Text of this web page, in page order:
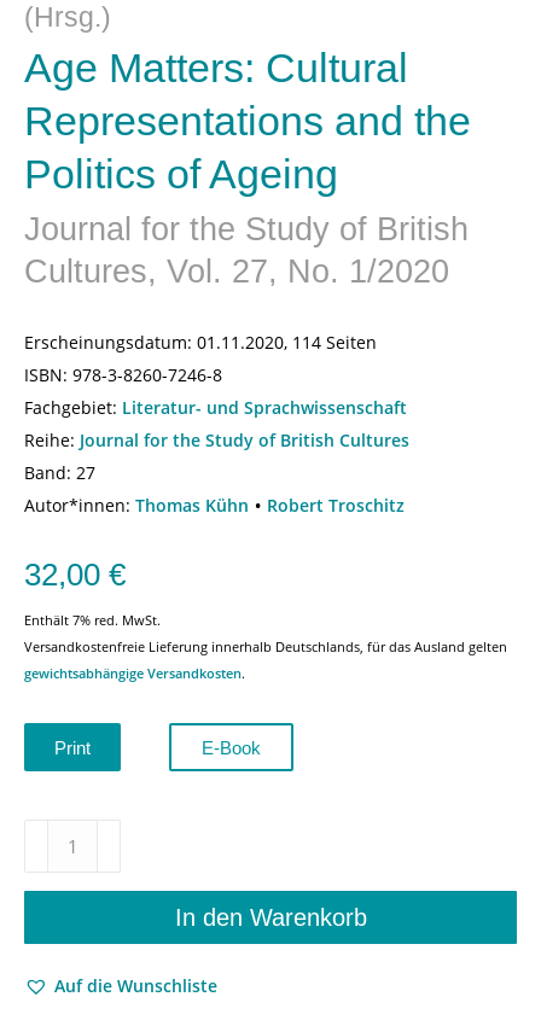
(Hrsg.)
Age Matters: Cultural
Representations and the
Politics of Ageing
Journal for the Study of British
Cultures, Vol. 27, No. 1/2020
Erscheinungsdatum: 01.11.2020, 114 Seiten
ISBN: 978-3-8260-7246-8
Fachgebiet: Literatur- und Sprachwissenschaft
Reihe: Journal for the Study of British Cultures
Band: 27
Autor*innen: Thomas Kühn Robert Troschitz
32,00 €
Enthält 7% red. MwSt.
Versandkostenfreie Lieferung innerhalb Deutschlands, für das Ausland gelten
gewichtsabhängige Versandkosten.
Print E-Book
Matters:
and
Politics
In den Warenkorb
Auf die Wunschliste